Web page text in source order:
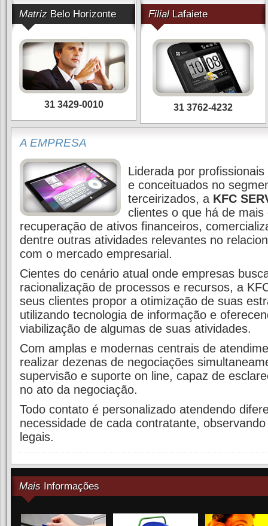
Matriz Belo Horizonte
31 3429-0010
Filial Lafaiete
31 3762-4232
A EMPRESA
Liderada por
e conceituados no
terceirizados, a KFC
clientes o que há de mais
recuperação de ativos financeiros,
dentre outras atividades relevantes no
com o mercado empresarial.
Cientes do cenário atual onde empresas
racionalização de processos e recursos, a
seus clientes propor a otimização de suas
utilizando tecnologia de informação e
viabilização de algumas de suas atividades.
Com amplas e modernas centrais de
realizar dezenas de negociações
supervisão e suporte on line, capaz de
no ato da negociação.
Todo contato é personalizado atendendo
necessidade de cada contratante,
legais.
Mais Informações